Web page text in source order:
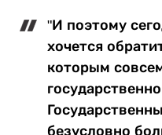
"И поэтому
хочется
которым
безусловно